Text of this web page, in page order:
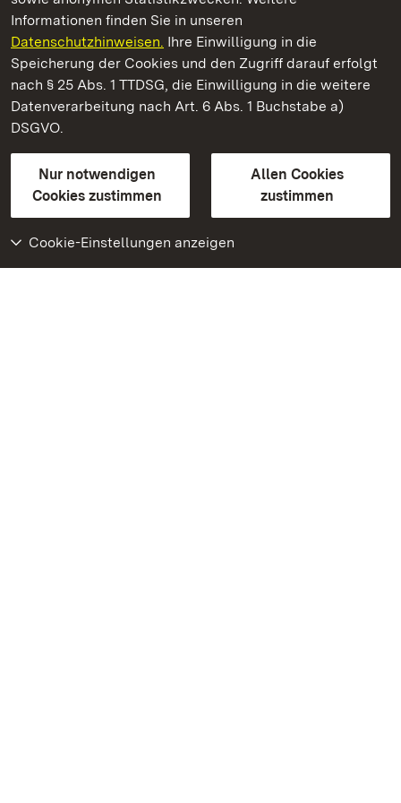
Informationen finden Sie in unseren
Datenschutzhinweisen. Ihre Einwilligung in die
Speicherung der Cookies und den Zugriff darauf erfolgt
nach § 25 Abs. 1 TTDSG, die Einwilligung in die weitere
Datenverarbeitung nach Art. 6 Abs. 1 Buchstabe a)
DSGVO.
Nur notwendigen
Cookies zustimmen
Allen Cookies
zustimmen
Cookie-Einstellungen anzeigen
Kloster und Schloss Bebenhausen
Staatliche Schlösser und Gärten Baden-Württemberg
Kontakt
GebärdenspracheLeichte Sprache
Erklärung zur Barrierefreiheit
BITV-konform (geprüfte Seiten)
Weiteres